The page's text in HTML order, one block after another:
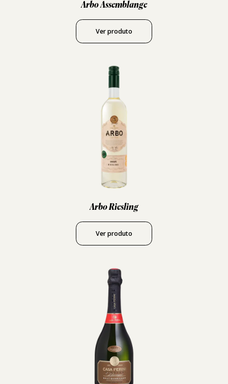
Arbo Assemblange
Ver produto
Arbo Riesling
Ver produto